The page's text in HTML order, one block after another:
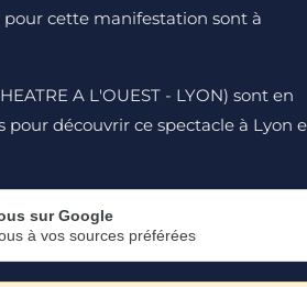
pour cette manifestation sont à
A L'OUEST - LYON) sont en
pour découvrir ce spectacle à Lyon
sur Google
à vos sources préférées